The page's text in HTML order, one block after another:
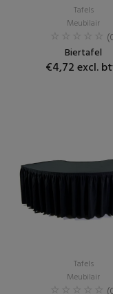
Tafels
Meubilair
Biertafel
€4,72 excl.
Tafels
Meubilair